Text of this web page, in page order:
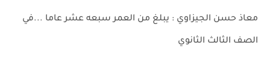
معاذ حسن الجيزاوي : يبلغ من العمر سبعه عشر عاما ...في
الصف الثالث الثانوي